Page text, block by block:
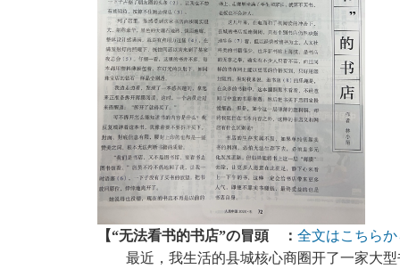
【“无法看书的书店”の冒頭 ： 全文はこちら
最近，我生活的县城核心商圈开了一家大